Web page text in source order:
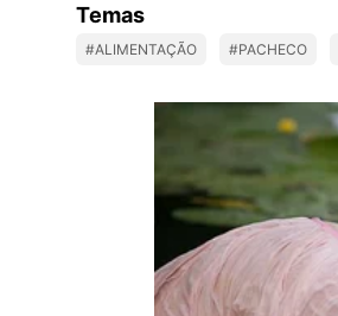
Temas
#ALIMENTAÇÃO #PACHECO